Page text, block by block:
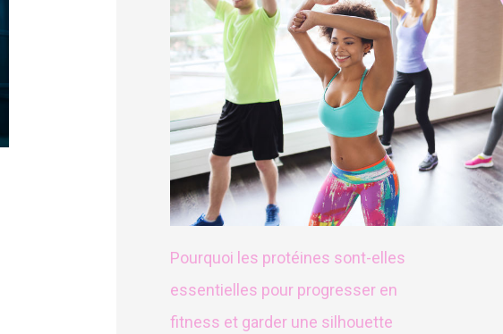
Pourquoi les protéines sont-elles
essentielles pour progresser en
fitness et garder une silhouette